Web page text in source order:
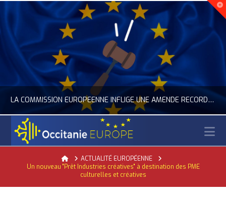
LA COMMISSION EUROPÉENNE INFLIGE UNE AMENDE RECORD À GOOGLE
ACTUALITÉ DE L'UNION EUROPÉENNE, ACTUALITÉ DE LA REPRÉSENTATION D’OCCITANIE EUROPE, NUMÉRIQUE- DIGITAL
HomeACTUALITÉ EUROPÉENNE
Un nouveau "Prêt Industries créatives" à destination des PME
culturelles et créatives